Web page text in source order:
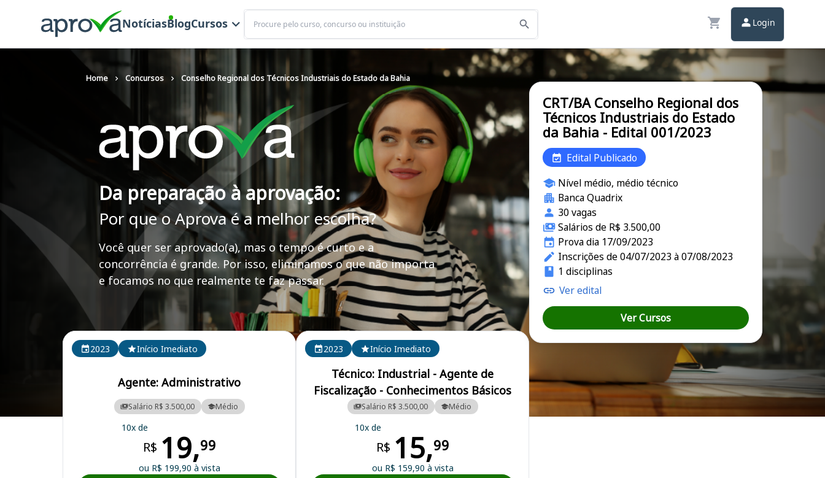
NotíciasBlogCursos
Buscar
Login
Home Concursos Conselho Regional dos Técnicos Industriais do Estado da Bahia
Da preparação à aprovação:
Por que o Aprova é a melhor escolha?
Você quer ser aprovado(a), mas o tempo é curto e a
concorrência é grande. Por isso, eliminamos o que não importa
e focamos no que realmente te faz passar.
Curso Preparatório para o Concurso CRT/BA - Conselho Regional dos Técnicos Industriais do Estado da Bahia
Cursos em destaque para passar no concurso CRT/BA
2023
Início Imediato
Agente: Administrativo
Salário R$ 3.500,00 Médio
10x de
R$ 19,99
ou R$ 199,90 à vista
2023 Início Imediato
Técnico: Industrial - Agente de
Fiscalização - Conhecimentos Básicos
Salário R$ 3.500,00 Médio
10x de
R$ 15,99
ou R$ 159,90 à vista
CRT/BA Conselho Regional dos
Técnicos Industriais do Estado
da Bahia - Edital 001/2023
Edital Publicado
Nível médio, médio técnico
Banca Quadrix
30 vagas
Salários de R$ 3.500,00
Prova dia 17/09/2023
Inscrições de 04/07/2023 à 07/08/2023
1 disciplinas
Ver edital
Ver Cursos